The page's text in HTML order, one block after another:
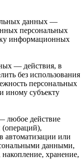
данных —
персональных
информационных
— действия, в
без использования
персональных
иному субъекту
любое действие
(операций),
автоматизации или
данными,
хранение,